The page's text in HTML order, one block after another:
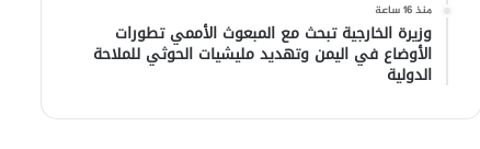
منذ 16 ساعة
وزيرة الخارجية تبحث مع المبعوث الأممي تطورات
الأوضاع في اليمن وتهديد مليشيات الحوثي للملاحة
الدولية